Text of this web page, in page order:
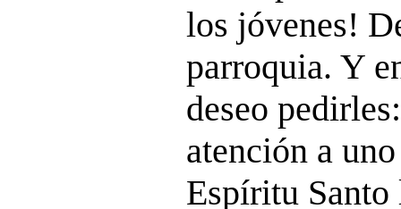
los jóvenes!
parroquia. Y
deseo
atención a
Espíritu Santo